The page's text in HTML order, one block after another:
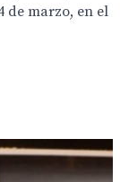
de marzo, en el